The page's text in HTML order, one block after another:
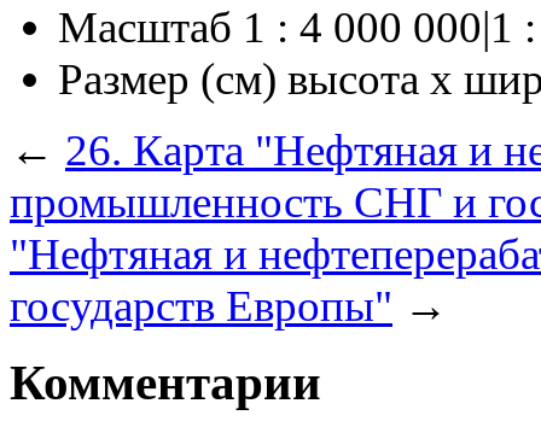
Масштаб 1 : 4 000 000|1
Размер (см) высота х
← 26. Карта "Нефтяная и
промышленность СНГ и
"Нефтяная и
государств Европы" →
Комментарии